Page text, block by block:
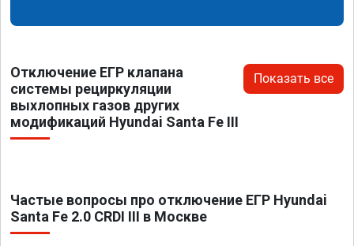
Отключение ЕГР клапана
системы рециркуляции
выхлопных газов других
модификаций Hyundai Santa Fe III
Показать все
Частые вопросы про отключение ЕГР Hyundai
Santa Fe 2.0 CRDI III в Москве